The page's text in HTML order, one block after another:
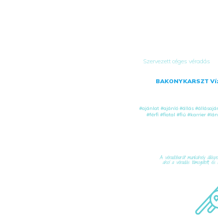
Szervezett céges véradás
BAKONYKARSZT
#ajánlat #ajánló #állás
#férfi #fiatal #fiú #karrier
A véradóbarát munkahely
ahol a véradás támogatott, és